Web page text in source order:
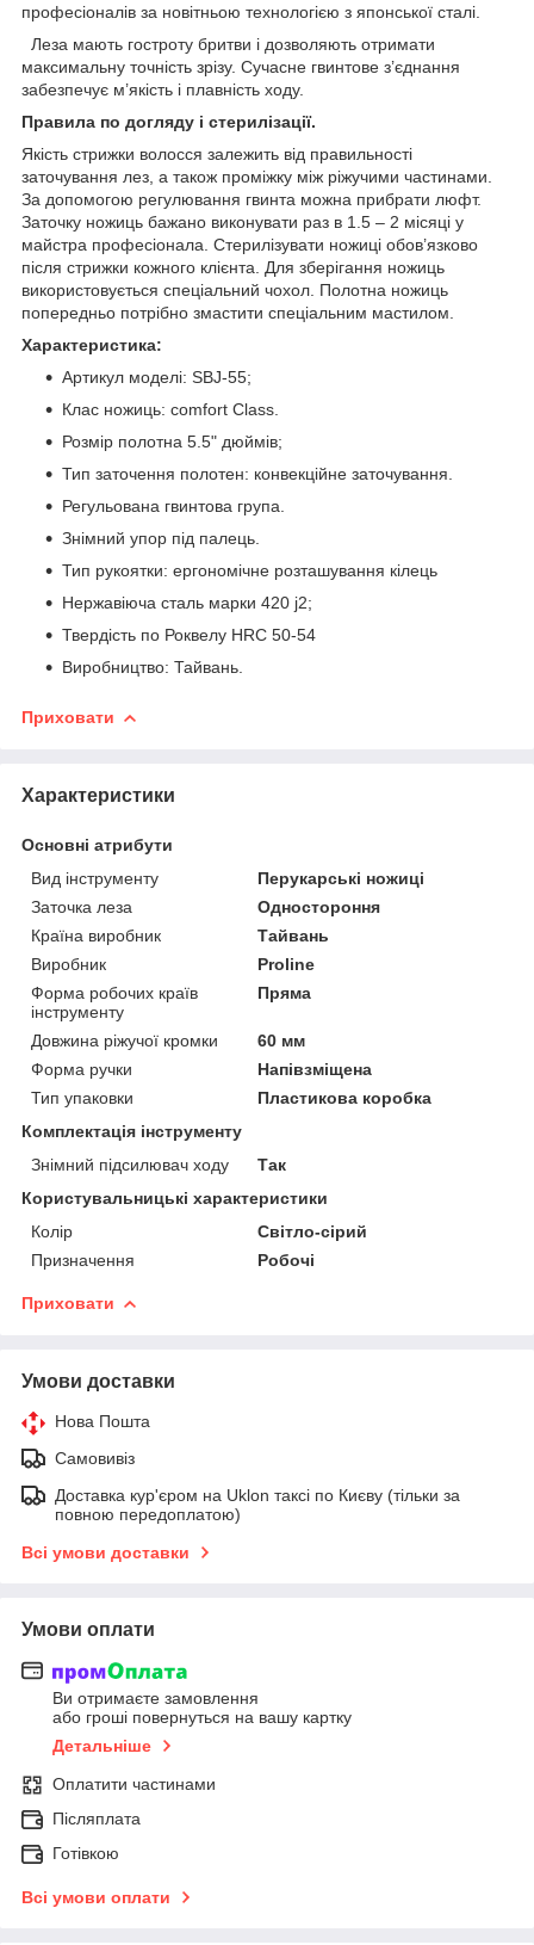
професіоналів за новітньою технологією з японської сталі.
Леза мають гостроту бритви і дозволяють отримати
максимальну точність зрізу. Сучасне гвинтове з’єднання
забезпечує м’якість і плавність ходу.
Правила по догляду і стерилізації.
Якість стрижки волосся залежить від правильності
заточування лез, а також проміжку між ріжучими частинами.
За допомогою регулювання гвинта можна прибрати люфт.
Заточку ножиць бажано виконувати раз в 1.5 – 2 місяці у
майстра професіонала. Стерилізувати ножиці обов’язково
після стрижки кожного клієнта. Для зберігання ножиць
використовується спеціальний чохол. Полотна ножиць
попередньо потрібно змастити спеціальним мастилом.
Характеристика:
Артикул моделі: SBJ-55;
Клас ножиць: сomfort Class.
Розмір полотна 5.5" дюймів;
Тип заточення полотен: конвекційне заточування.
Регульована гвинтова група.
Знімний упор під палець.
Тип рукоятки: ергономічне розташування кілець
Нержавіюча сталь марки 420 j2;
Твердість по Роквелу HRC 50-54
Виробництво: Тайвань.
Приховати
Характеристики
Основні атрибути
Вид інструменту
Перукарські ножиці
Заточка леза
Одностороння
Країна виробник
Тайвань
Виробник
Proline
Форма робочих країв
інструменту
Пряма
Довжина ріжучої кромки
60 мм
Форма ручки
Напівзміщена
Тип упаковки
Пластикова коробка
Комплектація інструменту
Знімний підсилювач ходу
Так
Користувальницькі характеристики
Колір
Світло-сірий
Призначення
Робочі
Приховати
Умови доставки
Нова Пошта
Самовивіз
Доставка кур'єром на Uklon таксі по Києву (тільки за
повною передоплатою)
Всі умови доставки
Умови оплати
Ви отримаєте замовлення
або гроші повернуться на вашу картку
Детальніше
Оплатити частинами
Післяплата
Готівкою
Всі умови оплати